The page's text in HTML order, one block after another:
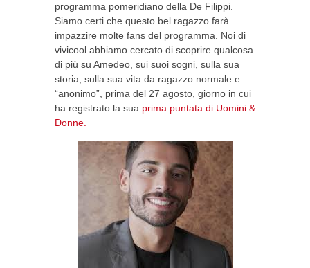
programma pomeridiano della De Filippi.
Siamo certi che questo bel ragazzo farà
impazzire molte fans del programma. Noi di
vivicool abbiamo cercato di scoprire qualcosa
di più su Amedeo, sui suoi sogni, sulla sua
storia, sulla sua vita da ragazzo normale e
“anonimo”, prima del 27 agosto, giorno in cui
ha registrato la sua prima puntata di Uomini &
Donne.